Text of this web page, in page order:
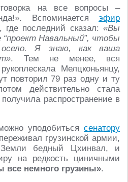
на все вопросы –
Вспоминается эфир
, где последний сказал:«Вы
Навальный”, чтобы
Я знаю, как ваша
. Тем не менее, вся
Мелцконьянцу,
повторил 79 раз одну и ту
действительно стала
распространение в
уподобиться сенатору
грузинской армии,
бедный Цхинвал, и
на редкость циничными
все немного грузины».